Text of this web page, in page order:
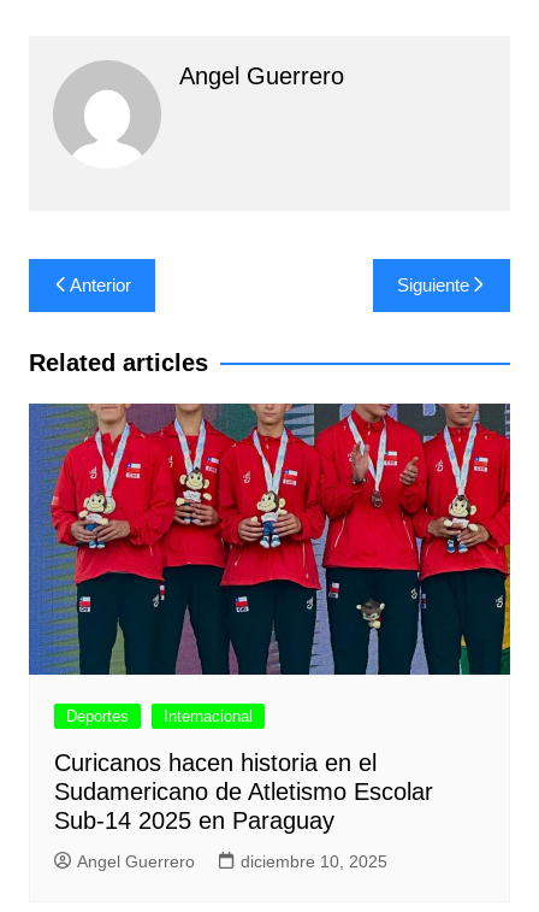
Angel Guerrero
Navegación
de
entradas
Anterior Siguiente
Related articles
Deportes Internacional
Curicanos hacen historia en el
Sudamericano de Atletismo Escolar
Sub-14 2025 en Paraguay
Angel Guerrero diciembre 10, 2025